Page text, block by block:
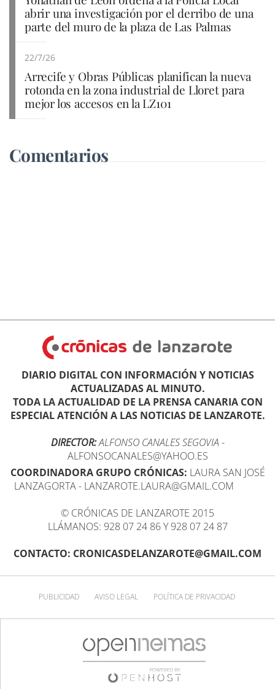
abrir una investigación por el derribo de una
parte del muro de la plaza de Las Palmas
22/7/26
Arrecife y Obras Públicas planifican la nueva
rotonda en la zona industrial de Lloret para
mejor los accesos en la LZ101
Comentarios
DIARIO DIGITAL CON INFORMACIÓN Y NOTICIAS
ACTUALIZADAS AL MINUTO.
TODA LA ACTUALIDAD DE LA PRENSA CANARIA CON
ESPECIAL ATENCIÓN A LAS NOTICIAS DE LANZAROTE.
DIRECTOR:ALFONSO CANALES SEGOVIA -
ALFONSOCANALES@YAHOO.ES
COORDINADORA GRUPO CRÓNICAS: LAURA SAN JOSÉ
LANZAGORTA - LANZAROTE.LAURA@GMAIL.COM
© CRÓNICAS DE LANZAROTE 2015
LLÁMANOS: 928 07 24 86 Y 928 07 24 87
CONTACTO: CRONICASDELANZAROTE@GMAIL.COM
PUBLICIDAD AVISO LEGAL POLÍTICA DE PRIVACIDAD